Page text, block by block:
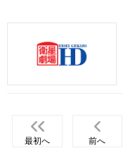
最初へ 前へ